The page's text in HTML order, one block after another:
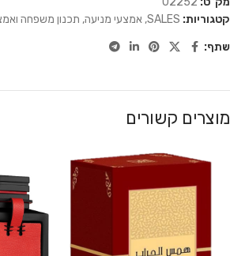
קטגוריות: SALES
, אמצעי מניעה, תכנון משפחה
שתף:
מוצרים קשורים